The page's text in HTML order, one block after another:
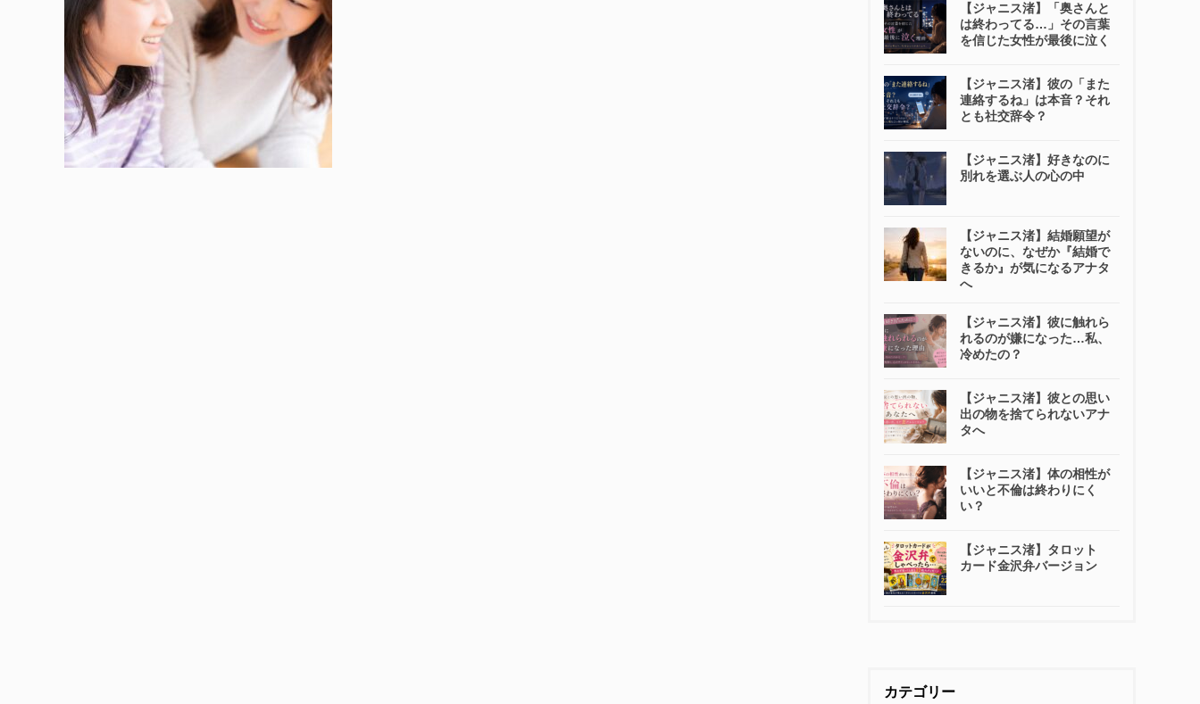
【ジャニス渚】「奥さんと
は終わってる…」その言葉
を信じた女性が最後に泣く
【ジャニス渚】彼の「また
連絡するね」は本音？それ
とも社交辞令？
【ジャニス渚】好きなのに
別れを選ぶ人の心の中
【ジャニス渚】結婚願望が
ないのに、なぜか『結婚で
きるか』が気になるアナタ
へ
【ジャニス渚】彼に触れら
れるのが嫌になった…私、
冷めたの？
【ジャニス渚】彼との思い
出の物を捨てられないアナ
タへ
【ジャニス渚】体の相性が
いいと不倫は終わりにく
い？
【ジャニス渚】タロット
カード金沢弁バージョン
カテゴリー